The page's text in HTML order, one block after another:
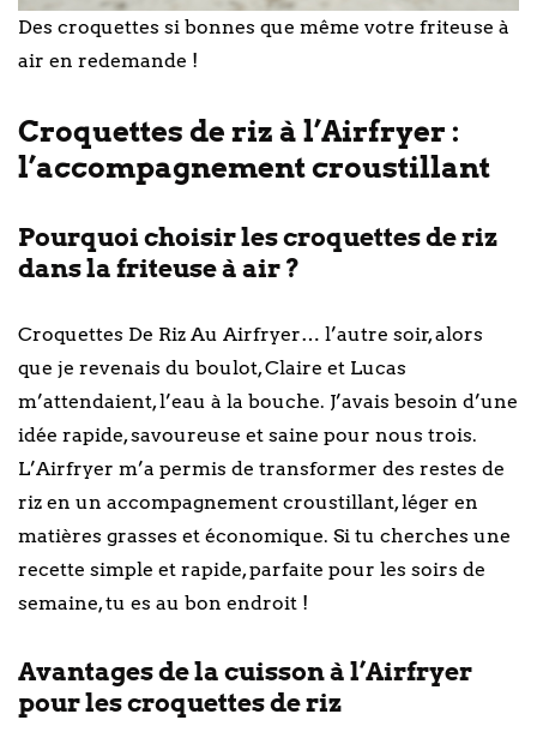
Des croquettes si bonnes que même votre friteuse à
air en redemande !
Croquettes de riz à l’Airfryer :
l’accompagnement croustillant
Pourquoi choisir les croquettes de riz
dans la friteuse à air ?
Croquettes De Riz Au Airfryer… l’autre soir, alors
que je revenais du boulot, Claire et Lucas
m’attendaient, l’eau à la bouche. J’avais besoin d’une
idée rapide, savoureuse et saine pour nous trois.
L’Airfryer m’a permis de transformer des restes de
riz en un accompagnement croustillant, léger en
matières grasses et économique. Si tu cherches une
recette simple et rapide, parfaite pour les soirs de
semaine, tu es au bon endroit !
Avantages de la cuisson à l’Airfryer
pour les croquettes de riz